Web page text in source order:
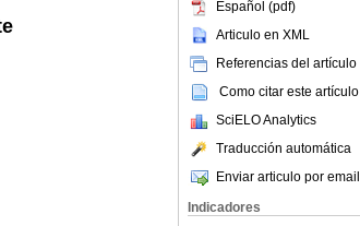
Español (pdf)
Articulo en XML
Referencias del artículo
Como citar este artículo
SciELO Analytics
Traducción automática
Enviar articulo por email
Indicadores